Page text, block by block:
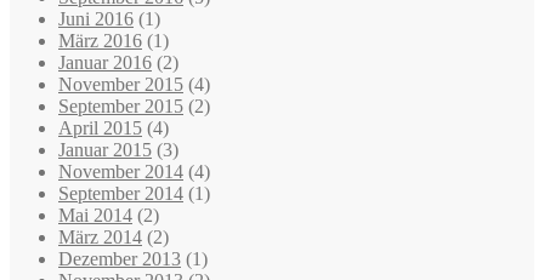
Juni 2016 (1)
März 2016 (1)
Januar 2016 (2)
November 2015 (4)
September 2015 (2)
April 2015 (4)
Januar 2015 (3)
November 2014 (4)
September 2014 (1)
Mai 2014 (2)
März 2014 (2)
Dezember 2013 (1)